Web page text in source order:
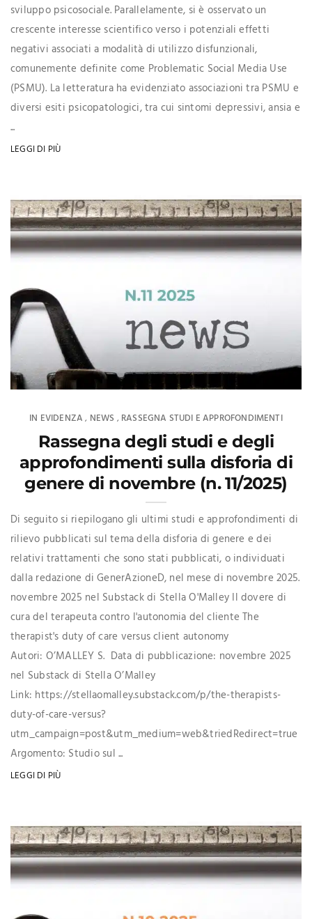
sviluppo psicosociale. Parallelamente, si è osservato un
crescente interesse scientifico verso i potenziali effetti
negativi associati a modalità di utilizzo disfunzionali,
comunemente definite come Problematic Social Media Use
(PSMU). La letteratura ha evidenziato associazioni tra PSMU e
diversi esiti psicopatologici, tra cui sintomi depressivi, ansia e
...
LEGGI DI PIÙ
IN EVIDENZA , NEWS , RASSEGNA STUDI E APPROFONDIMENTI
Rassegna degli studi e degli
approfondimenti sulla disforia di
genere di novembre (n. 11/2025)
Di seguito si riepilogano gli ultimi studi e approfondimenti di
rilievo pubblicati sul tema della disforia di genere e dei
relativi trattamenti che sono stati pubblicati, o individuati
dalla redazione di GenerAzioneD, nel mese di novembre 2025.
novembre 2025 nel Substack di Stella O'Malley Il dovere di
cura del terapeuta contro l'autonomia del cliente The
therapist's duty of care versus client autonomy
Autori: O’MALLEY S. Data di pubblicazione: novembre 2025
nel Substack di Stella O’Malley
Link: https://stellaomalley.substack.com/p/the-therapists-
duty-of-care-versus?
utm_campaign=post&utm_medium=web&triedRedirect=true
Argomento: Studio sul ...
LEGGI DI PIÙ